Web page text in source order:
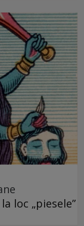
loc „piesele”